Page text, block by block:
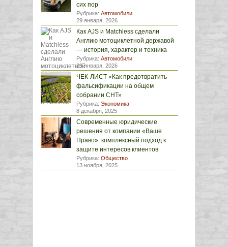
сих пор
Рубрика: Автомобили
29 января, 2026
Как AJS и Matchless сделали
Англию мотоциклетной державой
— история, характер и техника
Рубрика: Автомобили
29 января, 2026
ЧЕК-ЛИСТ «Как предотвратить
фальсификации на общем
собрании СНТ»
Рубрика: Экономика
8 декабря, 2025
Современные юридические
решения от компании «Ваше
Право»: комплексный подход к
защите интересов клиентов
Рубрика: Общество
13 ноября, 2025